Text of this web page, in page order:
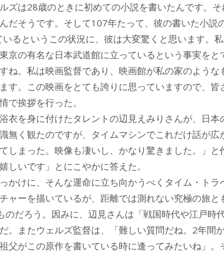
ズは28歳のときに初めての小説を書いたんです。
だそうです。そして107年たって、彼の書いた小説
るというこの状況に、彼は大変驚くと思います。
京の有名な日本武道館に立っているという事実をと
ね。私は映画監督であり、映画館が私の家のよう
す。この映画をとても誇りに思っていますので、皆
で挨拶を行った。
衣を身に付けたタレントの辺見えみりさんが、日本
無く観たのですが、タイムマシンでこれだけ話が広
しまった。映像も凄いし、かなり驚きました。」
しいです」とにこやかに答えた。
かけに、そんな運命に立ち向かうべくタイム・ト
ャーを描いているが、距離では測れない究極の旅と
のだろう。因みに、辺見さんは「戦国時代や江戸時
。またウェルズ監督は、「難しい質問だね。2年間
父がこの原作を書いている時に逢ってみたいね」。